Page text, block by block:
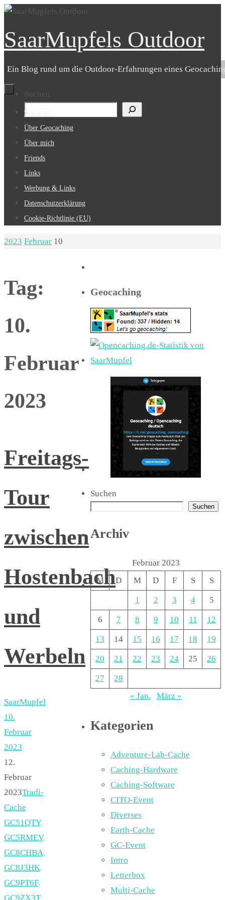
Zum
springen
SaarMupfels Outdoor
Ein Blog rund um die Outdoor-Erfahrungen eines
Suchen
Zum
Inhalt
springen
Startseite
Über Geocaching
Über mich
Friends
Links
Werbung & Links
Datenschutzerklärung
Cookie-Richtlinie (EU)
Start
2023 Februar 10
Tag:
10.
Februar
2023
Freitags-
Tour
zwischen
Hostenbach
und
Werbeln
SaarMupfel
10.
Februar
2023
12.
Februar
2023Tradi-
Cache
GC51QTY,
GC5RMEV,
GC8CHBA,
GC8J3HK,
GC9PT6F,
GC9ZX3T
Geocaching
Suchen
Suchen
Archiv
Februar 2023
M
D M D F S S
1 2 3 4 5
6 7 8 9 10 11 12
13 14 15 16 17 18 19
20 21 22 23 24 25 26
27
28
« Jan.
März »
Kategorien
Adventure-Lab-Cache
Caching-Hardware
Caching-Software
CITO-Event
Diverses
Earth-Cache
GC-Event
Intro
Letterbox
Multi-Cache